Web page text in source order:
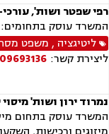
רפי שפטר ושות',
המשרד עוסק בתחומים:
ליטיגציה , משפט
ליצירת קשר:
נמרוד ירון ושות'
המשרד עוסק בתחום